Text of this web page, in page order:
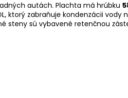
autách. Plachta má hrúbku
ktorý zabraňuje kondenzácii
steny sú vybavené retenčnou